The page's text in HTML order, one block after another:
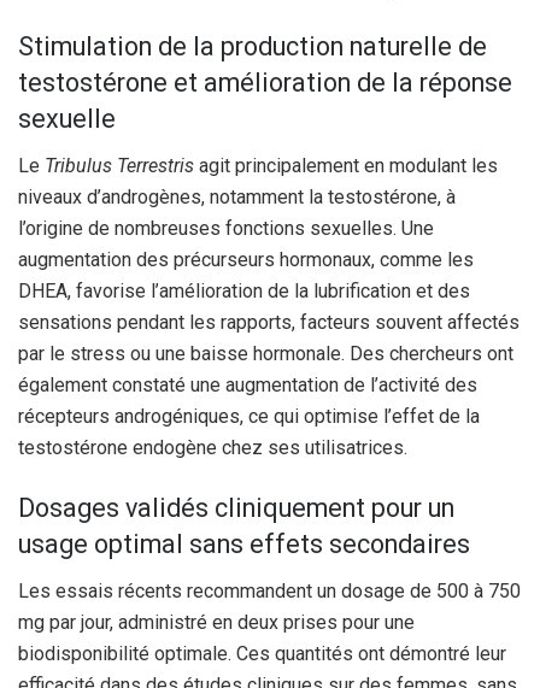
Stimulation de la production naturelle de
testostérone et amélioration de la réponse
sexuelle
Le Tribulus Terrestris agit principalement en modulant les
niveaux d’androgènes, notamment la testostérone, à
l’origine de nombreuses fonctions sexuelles. Une
augmentation des précurseurs hormonaux, comme les
DHEA, favorise l’amélioration de la lubrification et des
sensations pendant les rapports, facteurs souvent affectés
par le stress ou une baisse hormonale. Des chercheurs ont
également constaté une augmentation de l’activité des
récepteurs androgéniques, ce qui optimise l’effet de la
testostérone endogène chez ses utilisatrices.
Dosages validés cliniquement pour un
usage optimal sans effets secondaires
Les essais récents recommandent un dosage de 500 à 750
mg par jour, administré en deux prises pour une
biodisponibilité optimale. Ces quantités ont démontré leur